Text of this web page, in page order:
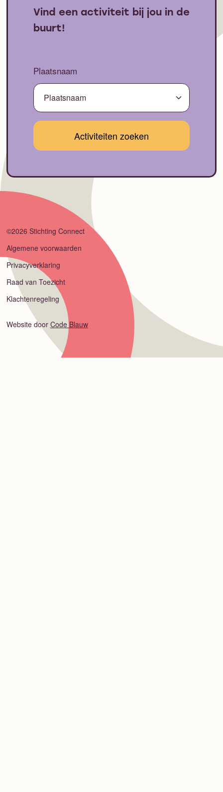
Vind een activiteit bij jou in de
buurt!
Plaatsnaam
©2026 Stichting Connect
Algemene voorwaarden
Privacyverklaring
Raad van Toezicht
Klachtenregeling
Website door Code Blauw